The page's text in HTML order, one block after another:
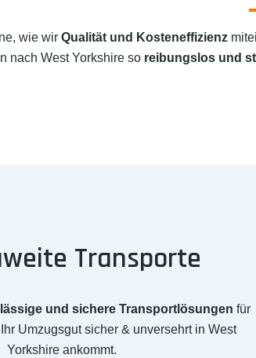
wie wir Qualität und Kosteneffizienz
nach West Yorkshire so reibungslos und
Transporte
und sichere Transportlösungen für
Umzugsgut sicher & unversehrt in West
Yorkshire ankommt.